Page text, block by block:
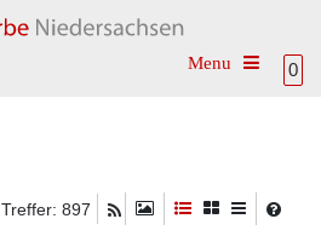
0
Toggle
Treffer: 897